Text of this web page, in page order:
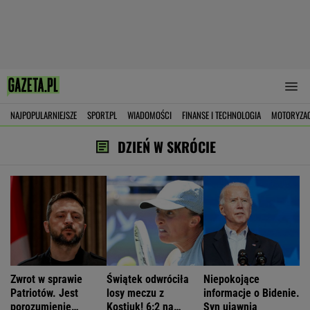
NAJPOPULARNIEJSZE SPORT.PL WIADOMOŚCI FINANSE I TECHNOLOGIA
DZIEŃ W SKRÓCIE
Zwrot w sprawie
Patriotów. Jest
porozumienie
Świątek odwróciła
losy meczu z
Kostiuk! 6:2 na
Niepokojące
informacje o Bidenie.
Syn ujawnia